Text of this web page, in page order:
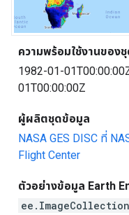
ความพร้อมใช้งานของ
1982-01-
01T00:00:00Z
ผู้ผลิตชุดข้อมูล
NASA GES DISC ที่
Flight Center
ตัวอย่างข้อมูล Earth